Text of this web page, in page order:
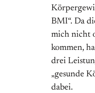
BMI“. Da
mich nicht
kommen,
drei
„gesunde
dabei.